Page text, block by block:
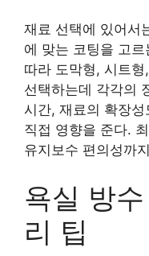
재료 선택에 있어서
에 맞는 코팅을 고
따라 도막형, 시트
선택하는데 각각의
시간, 재료의 확장
직접 영향을 준다.
유지보수 편의성까
욕실 방
리 팁